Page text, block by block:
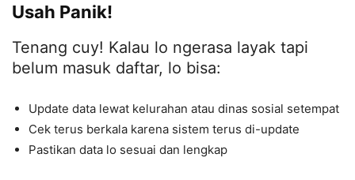
Usah Panik!
Tenang cuy! Kalau lo ngerasa layak tapi
belum masuk daftar, lo bisa:
Update data lewat kelurahan atau dinas sosial setempat
Cek terus berkala karena sistem terus di-update
Pastikan data lo sesuai dan lengkap